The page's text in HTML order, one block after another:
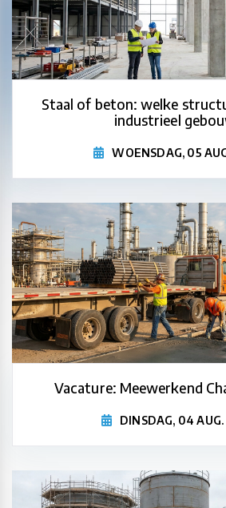
Staal of beton: welke
industrieel
WOENSDAG, 05
Vacature: Meewerkend
DINSDAG, 04